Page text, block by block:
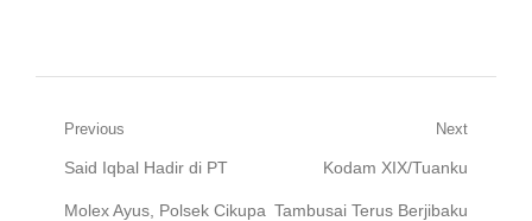
Navigasi
pos
Previous
Previous
post:
Said Iqbal Hadir di PT
Molex Ayus, Polsek Cikupa
Next
Next
post:
Kodam XIX/Tuanku
Tambusai Terus Berjibaku